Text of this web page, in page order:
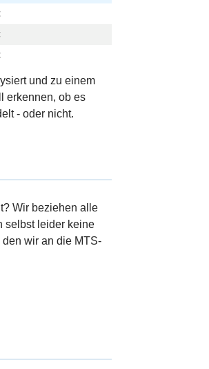
und zu einem
erkennen, ob es
- oder nicht.
Wir beziehen alle
selbst leider keine
wir an die MTS-